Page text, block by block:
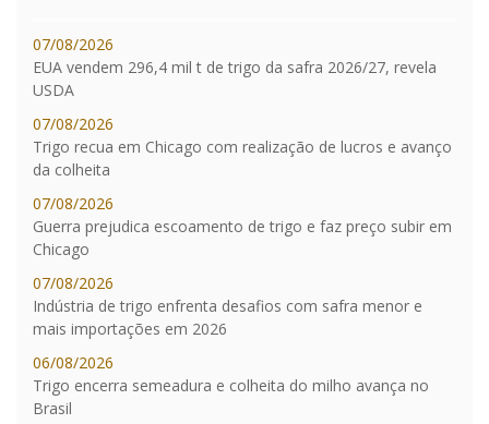
07/08/2026
EUA vendem 296,4 mil t de trigo da safra 2026/27, revela
USDA
07/08/2026
Trigo recua em Chicago com realização de lucros e avanço
da colheita
07/08/2026
Guerra prejudica escoamento de trigo e faz preço subir em
Chicago
07/08/2026
Indústria de trigo enfrenta desafios com safra menor e
mais importações em 2026
06/08/2026
Trigo encerra semeadura e colheita do milho avança no
Brasil